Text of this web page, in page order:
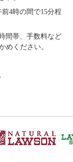
4時の間で15分程
間帯、手数料など
めください。